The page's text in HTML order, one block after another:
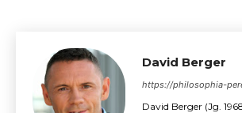
David Berger
https://philosophia-
David Berger (Jg.